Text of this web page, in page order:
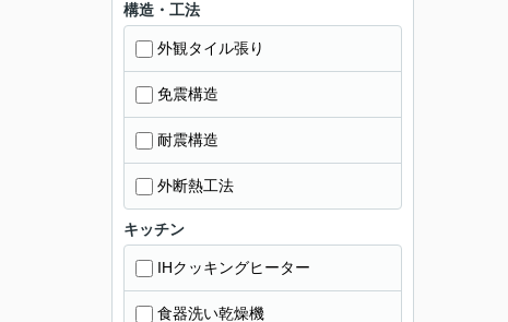
構造・工法
外観タイル張り
免震構造
耐震構造
外断熱工法
キッチン
IHクッキングヒーター
食器洗い乾燥機